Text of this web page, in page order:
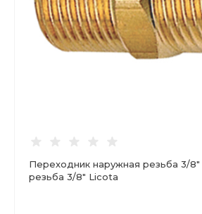
Переходник наружная резьба 3/
резьба 3/8" Licota